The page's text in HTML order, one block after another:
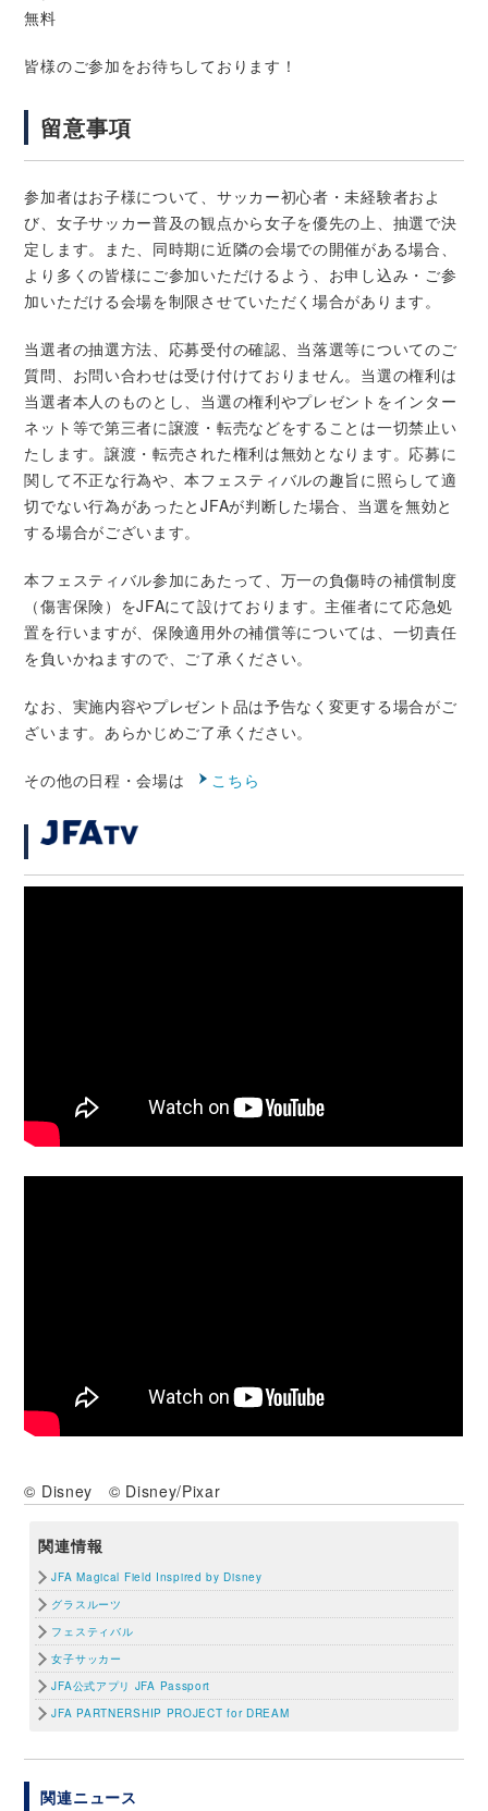
無料
皆様のご参加をお待ちしております！
留意事項
参加者はお子様について、サッカー初心者・未経験者およ
び、女子サッカー普及の観点から女子を優先の上、抽選で決
定します。また、同時期に近隣の会場での開催がある場合、
より多くの皆様にご参加いただけるよう、お申し込み・ご参
加いただける会場を制限させていただく場合があります。
当選者の抽選方法、応募受付の確認、当落選等についてのご
質問、お問い合わせは受け付けておりません。当選の権利は
当選者本人のものとし、当選の権利やプレゼントをインター
ネット等で第三者に譲渡・転売などをすることは一切禁止い
たします。譲渡・転売された権利は無効となります。応募に
関して不正な行為や、本フェスティバルの趣旨に照らして適
切でない行為があったとJFAが判断した場合、当選を無効と
する場合がございます。
本フェスティバル参加にあたって、万一の負傷時の補償制度
（傷害保険）をJFAにて設けております。主催者にて応急処
置を行いますが、保険適用外の補償等については、一切責任
を負いかねますので、ご了承ください。
なお、実施内容やプレゼント品は予告なく変更する場合がご
ざいます。あらかじめご了承ください。
その他の日程・会場は こちら
© Disney © Disney/Pixar
関連情報
JFA Magical Field Inspired by Disney
グラスルーツ
フェスティバル
女子サッカー
JFA公式アプリ JFA Passport
JFA PARTNERSHIP PROJECT for DREAM
関連ニュース